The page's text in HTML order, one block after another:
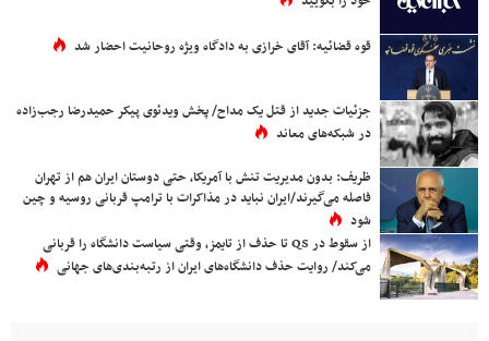
قوه قضائیه: آقای خرازی به دادگاه ویژه روحانیت احضار شد
جزئیات جدید از قتل یک مداح/ پخش ویدئوی پیکر حمیدرضا رجب‌زاده
در شبکه‌های معاند
ظریف: بدون مدیریت تنش با آمریکا، حتی دوستان ایران هم از تهران
فاصله می‌گیرند/ایران نباید در مذاکرات با ترامپ قربانی روسیه و چین
شود
از سقوط در QS تا حذف از تایمز، وقتی سیاست دانشگاه را قربانی
می‌کند/ روایت حذف دانشگاه‌های ایران از رتبه‌بندی‌های جهانی